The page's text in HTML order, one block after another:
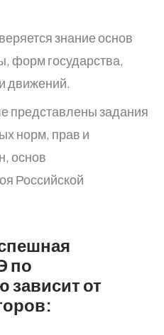
знание основ
форм государства,
движений.
представлены задания
норм, прав и
основ
Российской
по
зависит от